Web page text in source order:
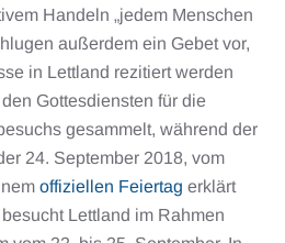
Handeln „jedem Menschen
außerdem ein Gebet vor,
in Lettland rezitiert werden
Gottesdiensten für die
gesammelt, während der
24. September 2018, vom
offiziellen Feiertag erklärt
Lettland im Rahmen